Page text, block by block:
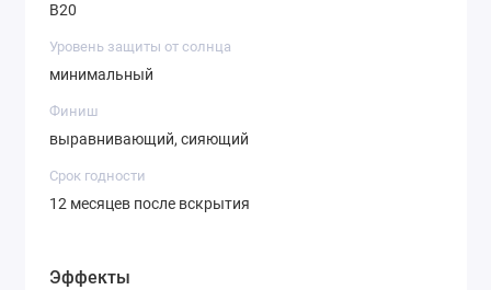
B20
Уровень защиты от солнца
минимальный
Финиш
выравнивающий, сияющий
Срок годности
12 месяцев после вскрытия
Эффекты